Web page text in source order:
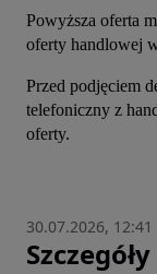
Powyższa oferta
oferty handlowej
Przed podjęciem
telefoniczny z
oferty.
30.07.2026, 12:41
Szczegóły